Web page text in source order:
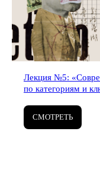
Лекция №5:
по категориям и
СМОТРЕТЬ